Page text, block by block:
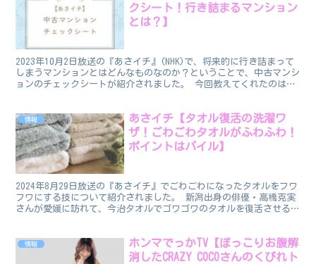
クシート！行き詰まるマンション
とは？】
2023年10月2日放送の『あさイチ』(NHK)で、将来的に行き詰まって
しまうマンションとはどんなものなのか？ということで、中古マンシ
ョンのチェックシートが紹介されました。 今回教えてくれたのは、
情報
あさイチ【タオル復活の洗濯ワ
ザ！ごわごわタオルがふわふわ！
ポイントはパイル】
2024年8月29日放送の『あさイチ』でごわごわになったタオルをフワ
フワにする技について紹介されました。 新潟出身の俳優・高橋克実
さんが愛媛に訪れて、今治タオルでゴワゴワのタオルを復活させる方
情報
ホンマでっかTV【ぽっこりお腹解
消したCRAZY COCOさんのくびれト